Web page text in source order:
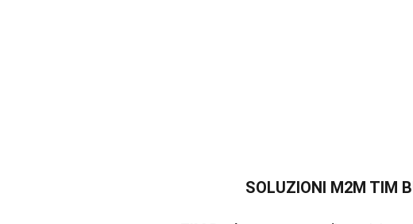
SOLUZIONI M2M TIM